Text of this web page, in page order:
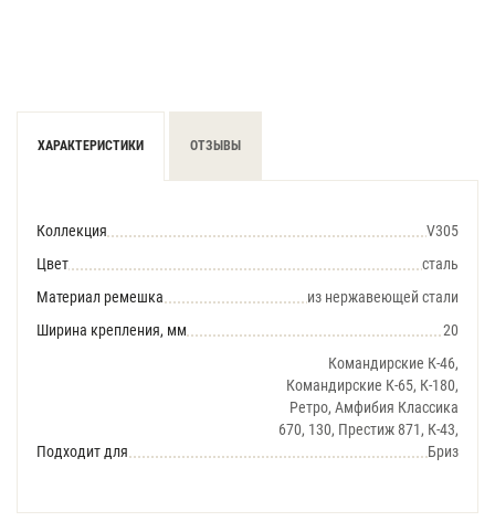
ХАРАКТЕРИСТИКИ ОТЗЫВЫ
Коллекция
V305
Цвет
сталь
Материал ремешка
из нержавеющей стали
Ширина крепления, мм
20
Подходит для
Командирские К-46,
Командирские К-65, К-180,
Ретро, Амфибия Классика
670, 130, Престиж 871, К-43,
Бриз